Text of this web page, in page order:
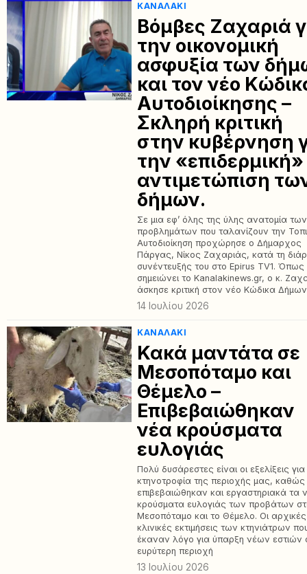
ΚΑΝΑΛΆΚΙ
Βόμβες Ζαχαριά
την οικονομική
ασφυξία των
και τον νέο
Αυτοδιοίκησης –
Σκληρή κριτική
στην κυβέρνηση
την «επιδερμική»
αντιμετώπιση
δήμων.
Σε μια εφ’ όλης της ύλης ανατομία των
προβλημάτων που ταλανίζουν την
Αυτοδιοίκηση προχώρησε ο Δήμαρχος
Πάργας, Νίκος Ζαχαριάς, κατά τη
συνέντευξής του στο Epirus TV1. Όπως
σημειώνει το Kanalakinews.gr, ο κ.
άσκησε κριτική στον νέο Κώδικα
14 Ιουλίου 2026
ΚΑΝΑΛΆΚΙ
Κακά μαντάτα σε
Μεσοπόταμο και
Θέμελο –
Επιβεβαιώθηκαν
νέα κρούσματα
ευλογιάς
Πολύ δυσάρεστες είναι οι εξελίξεις
κτηνοτροφία της περιοχής μας, καθώς
επιβεβαιώθηκαν και εργαστηριακά τα
κρούσματα ευλογιάς των προβάτων
Μεσοπόταμο και το Θέμελο. Οι αρχικές
κλινικές εκτιμήσεις των κτηνιάτρων
έκαναν λόγο για ύπαρξη νέων εστιών
ευρύτερη περιοχή
13 Ιουλίου 2026